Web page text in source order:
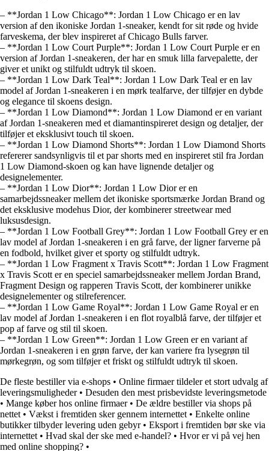
– **Jordan 1 Low Chicago**: Jordan 1 Low Chicago er en lav
version af den ikoniske Jordan 1-sneaker, kendt for sit røde og hvide
farveskema, der blev inspireret af Chicago Bulls farver.
– **Jordan 1 Low Court Purple**: Jordan 1 Low Court Purple er en
version af Jordan 1-sneakeren, der har en smuk lilla farvepalette, der
giver et unikt og stilfuldt udtryk til skoen.
– **Jordan 1 Low Dark Teal**: Jordan 1 Low Dark Teal er en lav
model af Jordan 1-sneakeren i en mørk tealfarve, der tilføjer en dybde
og elegance til skoens design.
– **Jordan 1 Low Diamond**: Jordan 1 Low Diamond er en variant
af Jordan 1-sneakeren med et diamantinspireret design og detaljer, der
tilføjer et eksklusivt touch til skoen.
– **Jordan 1 Low Diamond Shorts**: Jordan 1 Low Diamond Shorts
refererer sandsynligvis til et par shorts med en inspireret stil fra Jordan
1 Low Diamond-skoen og kan have lignende detaljer og
designelementer.
– **Jordan 1 Low Dior**: Jordan 1 Low Dior er en
samarbejdssneaker mellem det ikoniske sportsmærke Jordan Brand og
det eksklusive modehus Dior, der kombinerer streetwear med
luksusdesign.
– **Jordan 1 Low Football Grey**: Jordan 1 Low Football Grey er en
lav model af Jordan 1-sneakeren i en grå farve, der ligner farverne på
en fodbold, hvilket giver et sporty og stilfuldt udtryk.
– **Jordan 1 Low Fragment x Travis Scott**: Jordan 1 Low Fragment
x Travis Scott er en speciel samarbejdssneaker mellem Jordan Brand,
Fragment Design og rapperen Travis Scott, der kombinerer unikke
designelementer og stilreferencer.
– **Jordan 1 Low Game Royal**: Jordan 1 Low Game Royal er en
lav model af Jordan 1-sneakeren i en flot royalblå farve, der tilføjer et
pop af farve og stil til skoen.
– **Jordan 1 Low Green**: Jordan 1 Low Green er en variant af
Jordan 1-sneakeren i en grøn farve, der kan variere fra lysegrøn til
mørkegrøn, og som tilføjer et friskt og stilfuldt udtryk til skoen.
De fleste bestiller via e-shops • Online firmaer tildeler et stort udvalg af
leveringsmuligheder• Desuden den mest prisbevidste leveringsmetode
• Mange køber hos online firmaer• De ældre bestiller via shops på
nettet • Vækst i fremtiden sker gennem internettet • Enkelte online
butikker tilbyder levering uden gebyr• Eksport i fremtiden bør ske via
internettet • Hvad skal der ske med e-handel? • Hvor er vi på vej hen
med online shopping? •